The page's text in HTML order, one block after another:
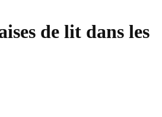
de lit dans les